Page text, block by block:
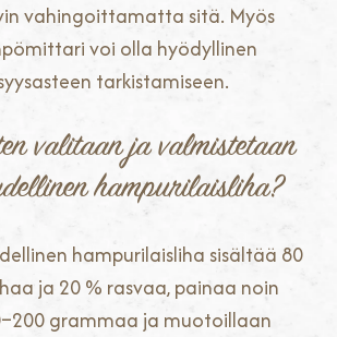
vahingoittamatta sitä. Myös
voi olla hyödyllinen
tarkistamiseen.
valitaan ja valmistetaan
hampurilaisliha?
hampurilaisliha sisältää 80
ja 20 % rasvaa, painaa noin
grammaa ja muotoillaan